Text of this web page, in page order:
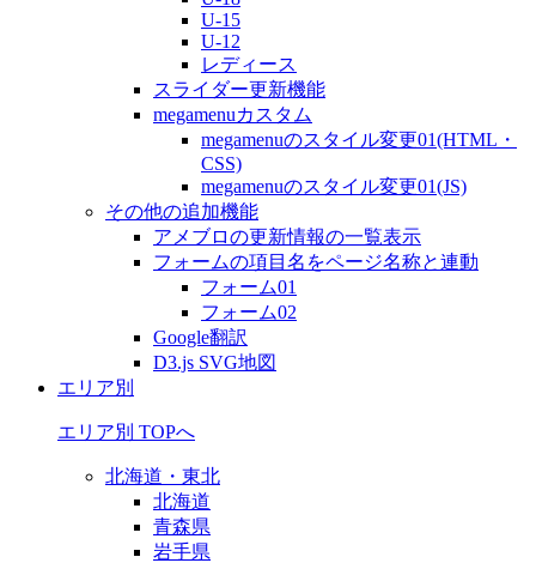
U-15
U-12
レディース
スライダー更新機能
megamenuカスタム
megamenuのスタイル変更01(HTML・
CSS)
megamenuのスタイル変更01(JS)
その他の追加機能
アメブロの更新情報の一覧表示
フォームの項目名をページ名称と連動
フォーム01
フォーム02
Google翻訳
D3.js SVG地図
エリア別
エリア別 TOPへ
北海道・東北
北海道
青森県
岩手県